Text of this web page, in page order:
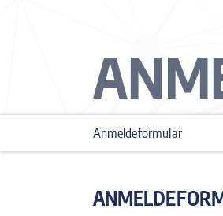
Anmeldeformular